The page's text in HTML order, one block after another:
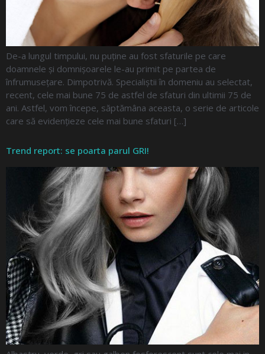
De-a lungul timpului, nu puține au fost sfaturile pe care
doamnele și domnișoarele le-au primit pe partea de
înfrumusețare. Dimpotrivă. Specialiștii în domeniu au selectat,
recent, cele mai bune 75 de astfel de sfaturi din ultimii 75 de
ani. Astfel, vom începe, săptămâna aceasta, o serie de articole
care să evidențieze cele mai bune sfaturi […]
Trend report: se poarta parul GRI!